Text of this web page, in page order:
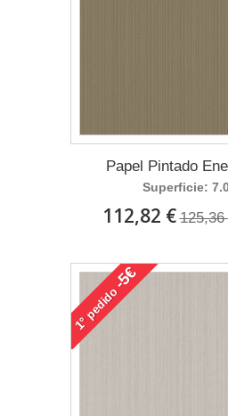
Papel Pintado
Superficie:
112,82 € 125,36
1°
pedido
-5€